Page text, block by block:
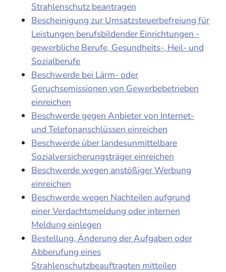
Strahlenschutz beantragen
Bescheinigung zur Umsatzsteuerbefreiung für
Leistungen berufsbildender Einrichtungen -
gewerbliche Berufe, Gesundheits-, Heil- und
Sozialberufe
Beschwerde bei Lärm- oder
Geruchsemissionen von Gewerbebetrieben
einreichen
Beschwerde gegen Anbieter von Internet-
und Telefonanschlüssen einreichen
Beschwerde über landesunmittelbare
Sozialversicherungsträger einreichen
Beschwerde wegen anstößiger Werbung
einreichen
Beschwerde wegen Nachteilen aufgrund
einer Verdachtsmeldung oder internen
Meldung einlegen
Bestellung, Änderung der Aufgaben oder
Abberufung eines
Strahlenschutzbeauftragten mitteilen